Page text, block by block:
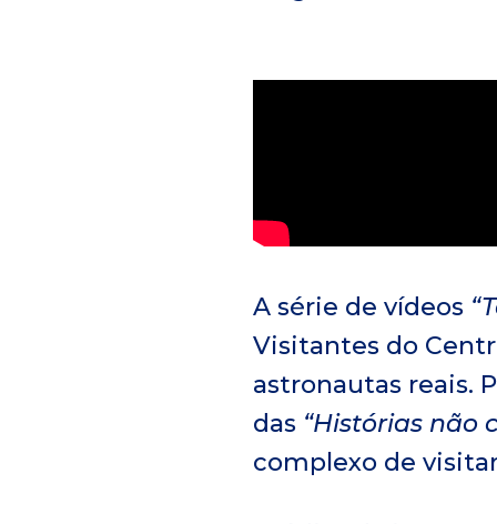
A série de vídeos
Visitantes do
astronautas reais.
das “Histórias não
complexo de